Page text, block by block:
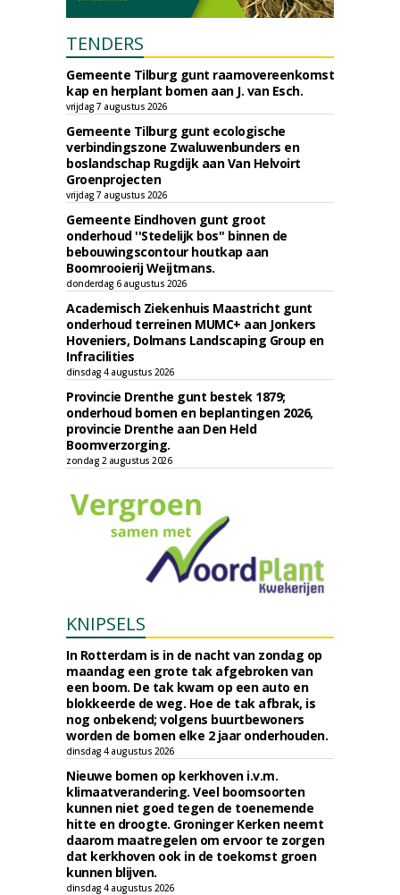
TENDERS
Gemeente Tilburg gunt raamovereenkomst
kap en herplant bomen aan J. van Esch.
vrijdag 7 augustus 2026
Gemeente Tilburg gunt ecologische
verbindingszone Zwaluwenbunders en
boslandschap Rugdijk aan Van Helvoirt
Groenprojecten
vrijdag 7 augustus 2026
Gemeente Eindhoven gunt groot
onderhoud ''Stedelijk bos'' binnen de
bebouwingscontour houtkap aan
Boomrooierij Weijtmans.
donderdag 6 augustus 2026
Academisch Ziekenhuis Maastricht gunt
onderhoud terreinen MUMC+ aan Jonkers
Hoveniers, Dolmans Landscaping Group en
Infracilities
dinsdag 4 augustus 2026
Provincie Drenthe gunt bestek 1879;
onderhoud bomen en beplantingen 2026,
provincie Drenthe aan Den Held
Boomverzorging.
zondag 2 augustus 2026
KNIPSELS
In Rotterdam is in de nacht van zondag op
maandag een grote tak afgebroken van
een boom. De tak kwam op een auto en
blokkeerde de weg. Hoe de tak afbrak, is
nog onbekend; volgens buurtbewoners
worden de bomen elke 2 jaar onderhouden.
dinsdag 4 augustus 2026
Nieuwe bomen op kerkhoven i.v.m.
klimaatverandering. Veel boomsoorten
kunnen niet goed tegen de toenemende
hitte en droogte. Groninger Kerken neemt
daarom maatregelen om ervoor te zorgen
dat kerkhoven ook in de toekomst groen
kunnen blijven.
dinsdag 4 augustus 2026